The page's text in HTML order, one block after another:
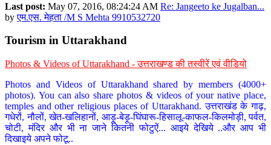
Last post: May 07, 2016, 08:24:24 AM Re: Jangeeto ke Jugalban...
byएम.एस. मेहता /M S Mehta 9910532720
Tourism in Uttarakhand
Photos & Videos of Uttarakhand - उत्तराखण्ड की तस्वीरें एवं वीडियो
Photos and Videos of Uttarakhand shared by members (4000+
photos). You can also share photos & videos of your native place,
temples and other religious places of Uttarakhand. उत्तराखंड के गाढ़,
गधेरों, नौलों, खेत-खलिहानों, आड़ू-बेड़ू-घिंघारू-हिसालू-काफल-किलमोड़ी, पर्वत,
चोटी, मंदिर और भी ना जाने कितनी फोटुऐं... आइये देखिये ..और आप भी
दिखाइये अपने फोटू..